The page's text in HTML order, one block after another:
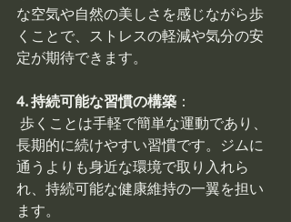
な空気や自然の美しさを感じながら歩
くことで、ストレスの軽減や気分の安
定が期待できます。
4. 持続可能な習慣の構築 ：
長期的に続けやすい習慣です。ジムに
通うよりも身近な環境で取り入れら
れ、持続可能な健康維持の一翼を担い
ます。